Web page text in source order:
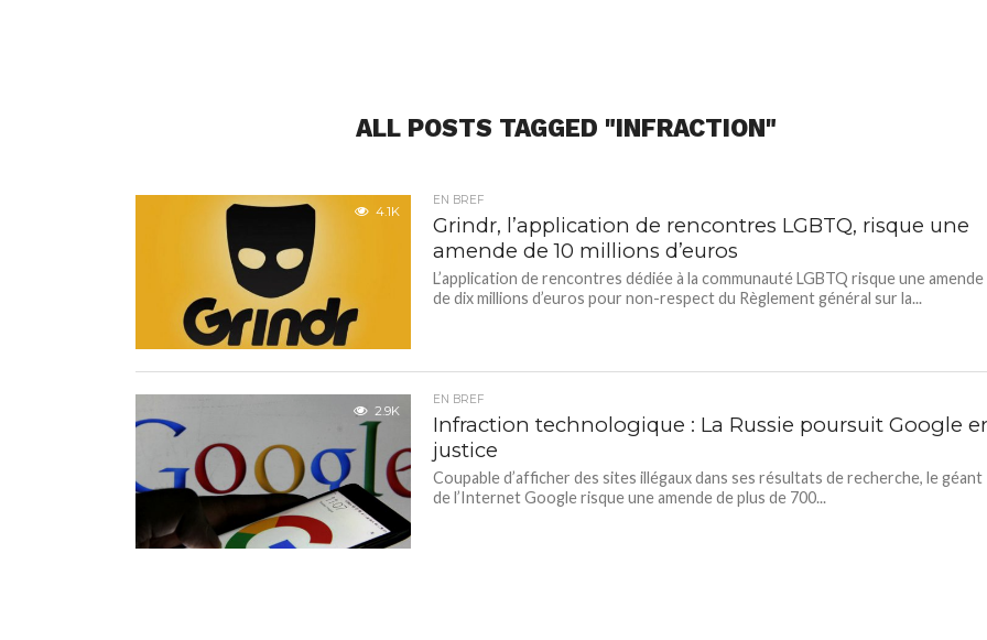
ALL POSTS TAGGED "INFRACTION"
4.1K
EN BREF
Grindr, l’application de rencontres LGBTQ, risque une
amende de 10 millions d’euros
L’application de rencontres dédiée à la communauté LGBTQ risque une amende
de dix millions d’euros pour non-respect du Règlement général sur la...
2.9K
EN BREF
Infraction technologique : La Russie poursuit Google
justice
Coupable d’afficher des sites illégaux dans ses résultats de recherche, le géant
de l’Internet Google risque une amende de plus de 700...